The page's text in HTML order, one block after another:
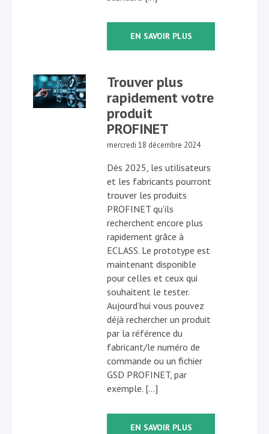
EN SAVOIR PLUS
Trouver plus
rapidement votre
produit
PROFINET
mercredi 18 décembre 2024
Dès 2025, les utilisateurs
et les fabricants pourront
trouver les produits
PROFINET qu’ils
recherchent encore plus
rapidement grâce à
ECLASS. Le prototype est
maintenant disponible
pour celles et ceux qui
souhaitent le tester.
Aujourd’hui vous pouvez
déjà rechercher un produit
par la référence du
fabricant/le numéro de
commande ou un fichier
GSD PROFINET, par
exemple. […]
EN SAVOIR PLUS